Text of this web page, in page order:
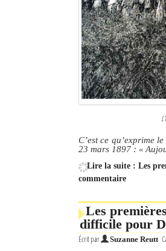
C’est ce qu’exprime
23 mars 1897 : «
Lire la suite : Les
commentaire
Les
difficile pour
Écrit par Suzanne Reutt